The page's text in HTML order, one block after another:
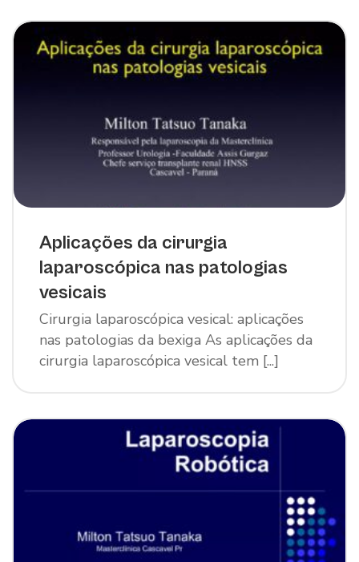
Aplicações da cirurgia
laparoscópica nas patologias
vesicais
Cirurgia laparoscópica vesical: aplicações
nas patologias da bexiga As aplicações da
cirurgia laparoscópica vesical tem [...]